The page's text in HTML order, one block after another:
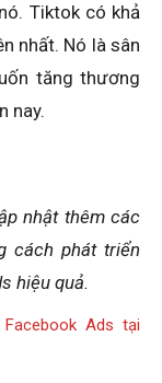
Tiktok có khả
nhất. Nó là sân
tăng thương
nay.
nhật thêm các
cách phát triển
hiệu quả.
Ads tại